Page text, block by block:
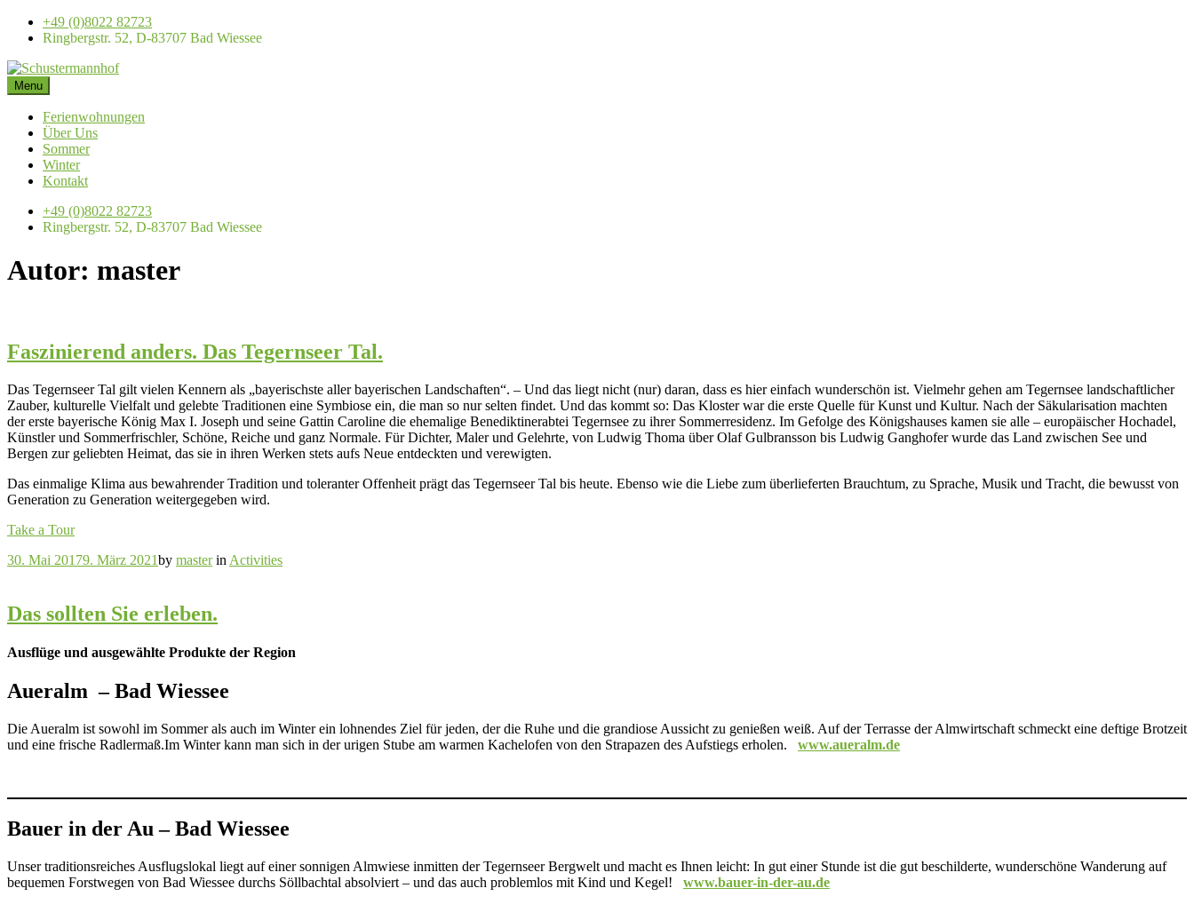
Skip
+49 (0)8022 82723
Ringbergstr. 52, D-83707 Bad Wiessee
Schustermannhof
Ferienwohnungen am Tegernsee
Menu
Ferienwohnungen
Über Uns
Sommer
Winter
Kontakt
+49 (0)8022 82723
Ringbergstr. 52, D-83707 Bad Wiessee
Autor: master
Faszinierend anders. Das Tegernseer Tal.
Das Tegernseer Tal gilt vielen Kennern als „bayerischste aller bayerischen Landschaften“. – Und das liegt nicht (nur) daran, dass es hier einfach wunderschön ist. Vielmehr gehen am Tegernsee landschaftlicher
Zauber, kulturelle Vielfalt und gelebte Traditionen eine Symbiose ein, die man so nur selten findet. Und das kommt so: Das Kloster war die erste Quelle für Kunst und Kultur. Nach der Säkularisation machten
der erste bayerische König Max I. Joseph und seine Gattin Caroline die ehemalige Benediktinerabtei Tegernsee zu ihrer Sommerresidenz. Im Gefolge des Königshauses kamen sie alle – europäischer Hochadel,
Künstler und Sommerfrischler, Schöne, Reiche und ganz Normale. Für Dichter, Maler und Gelehrte, von Ludwig Thoma über Olaf Gulbransson bis Ludwig Ganghofer wurde das Land zwischen See und
Bergen zur geliebten Heimat, das sie in ihren Werken stets aufs Neue entdeckten und verewigten.
Das einmalige Klima aus bewahrender Tradition und toleranter Offenheit prägt das Tegernseer Tal bis heute. Ebenso wie die Liebe zum überlieferten Brauchtum, zu Sprache, Musik und Tracht, die bewusst von
Generation zu Generation weitergegeben wird.
Take a Tour
30. Mai 20179. März 2021by master in Activities
Das sollten Sie erleben.
Ausflüge und ausgewählte Produkte der Region
Aueralm – Bad Wiessee
Die Aueralm ist sowohl im Sommer als auch im Winter ein lohnendes Ziel für jeden, der die Ruhe und die grandiose Aussicht zu genießen weiß. Auf der Terrasse der Almwirtschaft schmeckt eine deftige Brotzeit
und eine frische Radlermaß.Im Winter kann man sich in der urigen Stube am warmen Kachelofen von den Strapazen des Aufstiegs erholen. www.aueralm.de
Bauer in der Au – Bad Wiessee
Unser traditionsreiches Ausflugslokal liegt auf einer sonnigen Almwiese inmitten der Tegernseer Bergwelt und macht es Ihnen leicht: In gut einer Stunde ist die gut beschilderte, wunderschöne Wanderung auf
bequemen Forstwegen von Bad Wiessee durchs Söllbachtal absolviert – und das auch problemlos mit Kind und Kegel! www.bauer-in-der-au.de